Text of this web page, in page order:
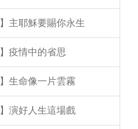
主耶穌要賜你永生
疫情中的省思
生命像一片雲霧
演好人生這場戲